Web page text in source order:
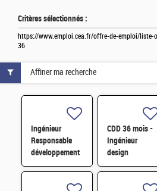
Critères sélectionnés :
https://www.emploi.cea.fr/offre-de-emploi/liste-
36
Ingénieur
Responsable
développement
d'affaires H/F
CDD 36 mois -
Ingénieur
design
photonique
Affiner ma recherche